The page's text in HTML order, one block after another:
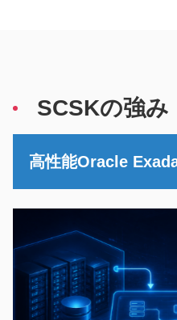
SCSKの強み
高性能Oracle